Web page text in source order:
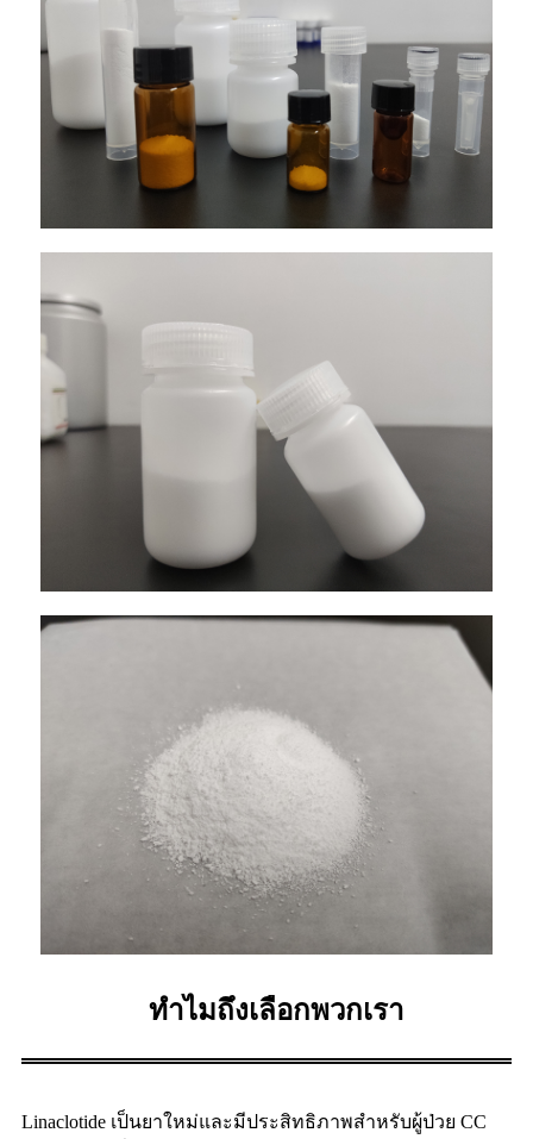
ทำไมถึงเลือกพวกเรา
Linaclotide เป็นยาใหม่และมีประสิทธิภาพสำหรับผู้ป่วย CC